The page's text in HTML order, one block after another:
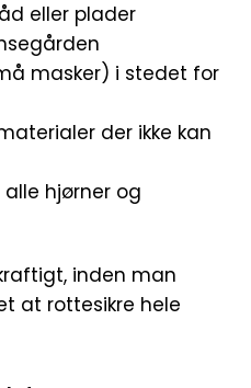
eller plader
masker) i stedet for
der ikke kan
hjørner og
inden man
at rottesikre hele